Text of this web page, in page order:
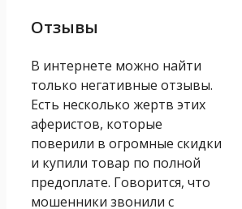
Отзывы
В интернете можно найти
только негативные отзывы.
Есть несколько жертв этих
аферистов, которые
поверили в огромные скидки
и купили товар по полной
предоплате. Говорится, что
мошенники звонили с